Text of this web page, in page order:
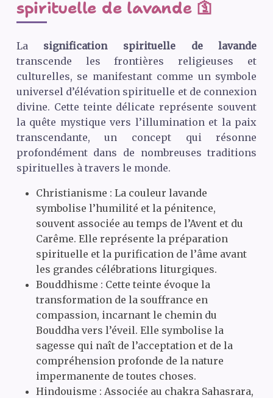
spirituelle de lavande 🛐
La signification spirituelle de lavande
transcende les frontières religieuses et
culturelles, se manifestant comme un symbole
universel d’élévation spirituelle et de connexion
divine. Cette teinte délicate représente souvent
la quête mystique vers l’illumination et la paix
transcendante, un concept qui résonne
profondément dans de nombreuses traditions
spirituelles à travers le monde.
Christianisme : La couleur lavande
symbolise l’humilité et la pénitence,
souvent associée au temps de l’Avent et du
Carême. Elle représente la préparation
spirituelle et la purification de l’âme avant
les grandes célébrations liturgiques.
Bouddhisme : Cette teinte évoque la
transformation de la souffrance en
compassion, incarnant le chemin du
Bouddha vers l’éveil. Elle symbolise la
sagesse qui naît de l’acceptation et de la
compréhension profonde de la nature
impermanente de toutes choses.
Hindouisme : Associée au chakra Sahasrara,